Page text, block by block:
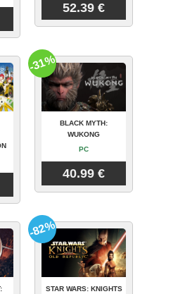
52.39 €
BLACK MYTH:
WUKONG
PC
40.99 €
-31%
STAR WARS: KNIGHTS
-82%